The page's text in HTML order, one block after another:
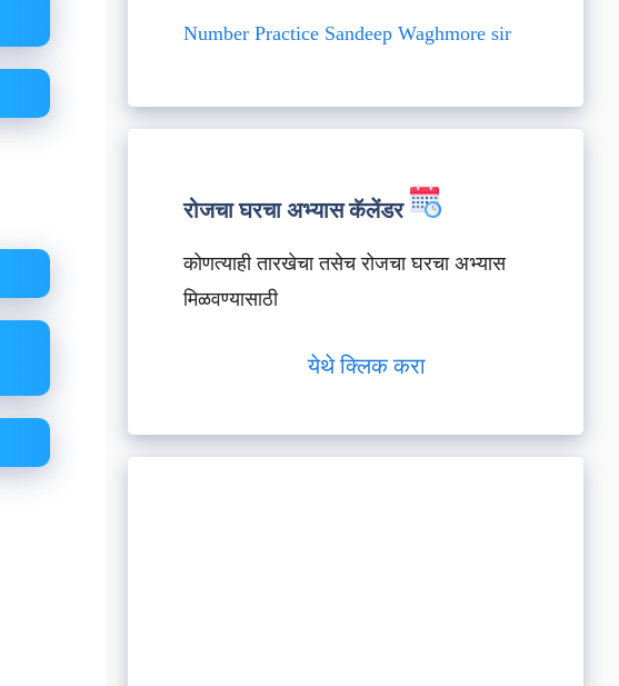
Number Practice Sandeep Waghmore sir
रोजचा घरचा अभ्यास कॅलेंडर
कोणत्याही तारखेचा तसेच रोजचा घरचा अभ्यास
मिळवण्यासाठी
येथे क्लिक करा